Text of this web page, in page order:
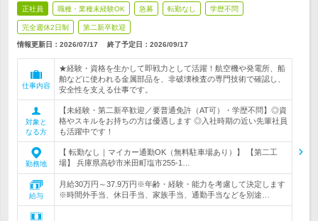
正社員 職種・業種未経験OK 急募 転勤なし 学歴不問
完全週休2日制 第二新卒歓迎
情報更新日：2026/07/17 終了予定日： 2026/09/17
仕事内容
★経験・資格を生かして即戦力として活躍！航空機や発電所、船
舶などに使われる金属部品を、非破壊検査の専門技術で確認し、
安全性を支える仕事です。
対象と
なる方
【未経験・第二新卒歓迎／要普通免許（AT可）・学歴不問】◎資
格やスキルをお持ちの方は優遇します ◎入社時期の近い先輩社員
も活躍中です！
勤務地
【 転勤なし｜マイカー通勤OK（無料駐車場あり）】 【第二工
場】 兵庫県高砂市米田町塩市255-1…
給与
月給30万円～37.9万円※年齢・経験・能力を考慮して決定します
※時間外手当、休日手当、家族手当、通勤手当などを別途…